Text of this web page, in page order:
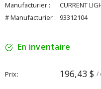
Manufacturier :
CURRENT
# Manufacturier : 93312104
En inventaire
Prix 196,43 $ /